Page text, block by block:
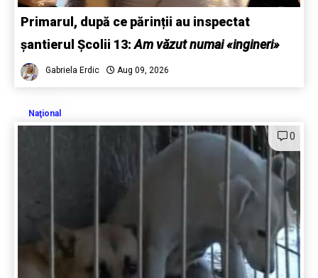
Primarul, după ce părinții au inspectat
șantierul Școlii 13:Am văzut numai «ingineri»
Gabriela Erdic Aug 09, 2026
Naţional
0